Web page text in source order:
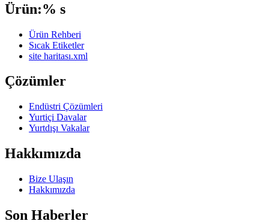
Ürün:% s
Ürün Rehberi
Sıcak Etiketler
site haritası.xml
Çözümler
Endüstri Çözümleri
Yurtiçi Davalar
Yurtdışı Vakalar
Hakkımızda
Bize Ulaşın
Hakkımızda
Son Haberler